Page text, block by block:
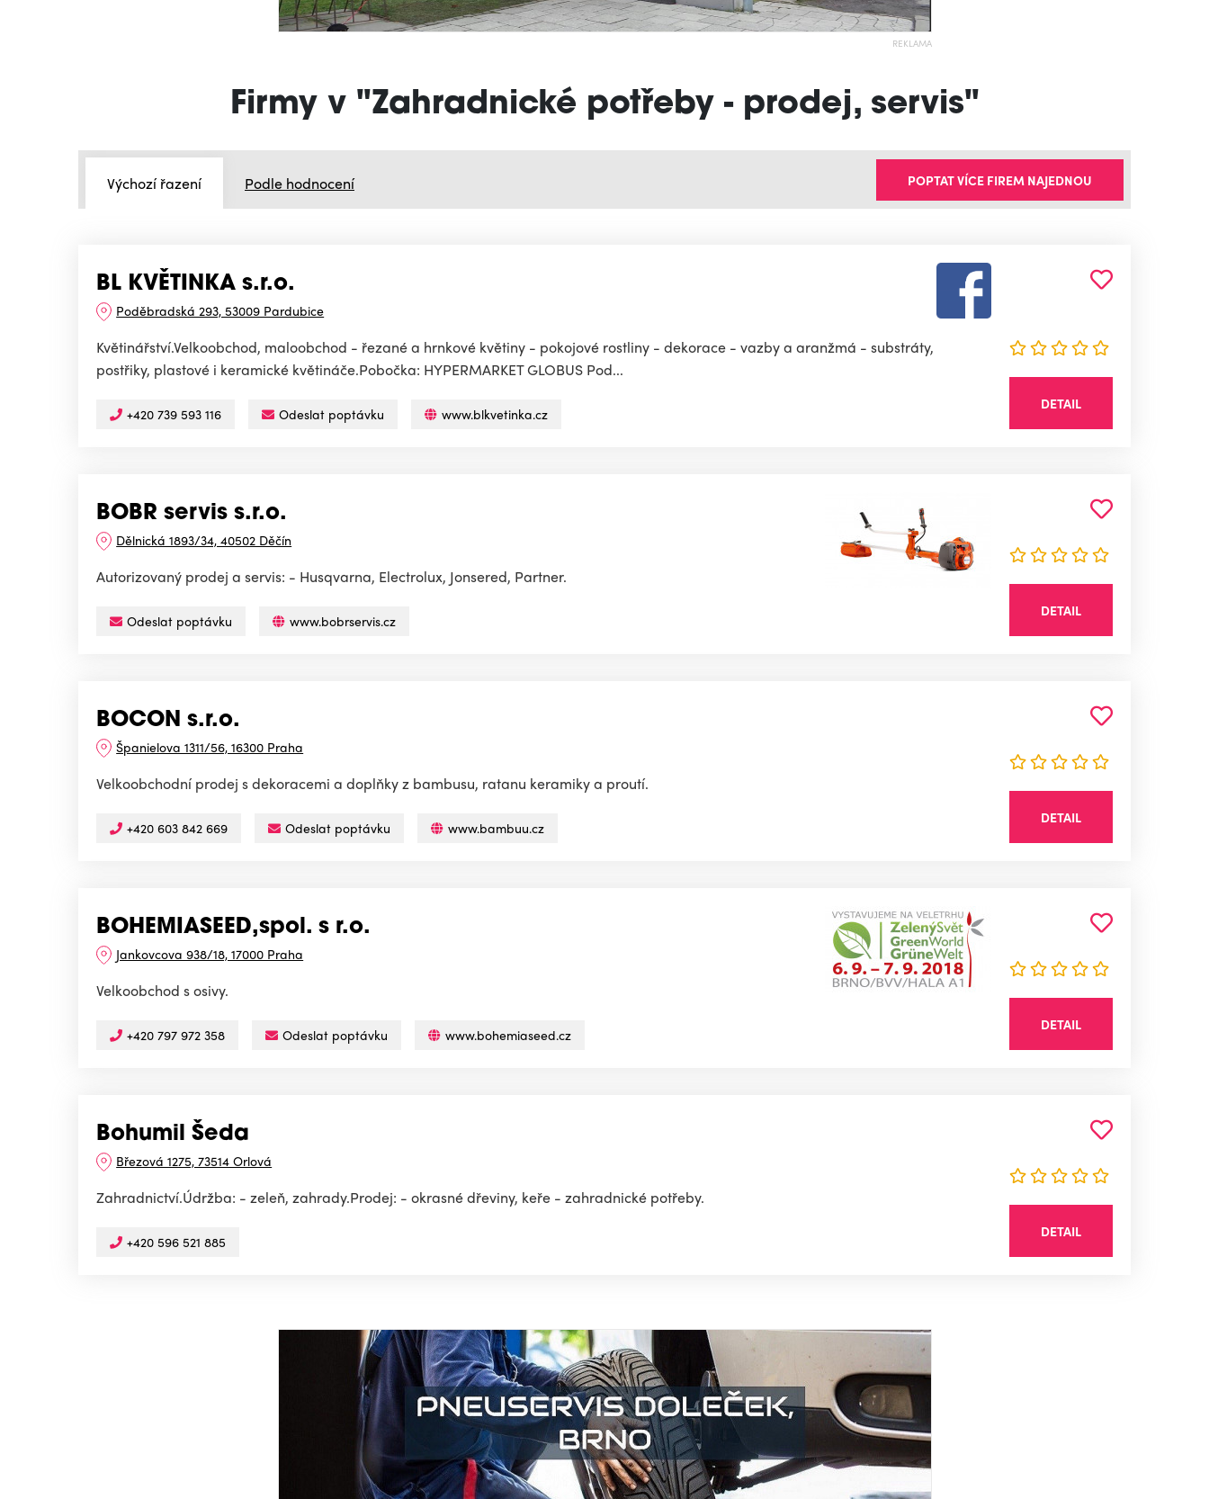
REKLAMA
Firmy v "Zahradnické potřeby - prodej, servis"
Výchozí řazení Podle hodnocení POPTAT VÍCE FIREM NAJEDNOU
BL KVĚTINKA s.r.o.
Poděbradská 293, 53009 Pardubice
Květinářství.Velkoobchod, maloobchod - řezané a hrnkové květiny - pokojové rostliny - dekorace - vazby a aranžmá - substráty,
postřiky, plastové i keramické květináče.Pobočka: HYPERMARKET GLOBUS Pod...
+420 739 593 116 Odeslat poptávku www.blkvetinka.cz
DETAIL
BOBR servis s.r.o.
Dělnická 1893/34, 40502 Děčín
Autorizovaný prodej a servis: - Husqvarna, Electrolux, Jonsered, Partner.
Odeslat poptávku www.bobrservis.cz
DETAIL
BOCON s.r.o.
Španielova 1311/56, 16300 Praha
Velkoobchodní prodej s dekoracemi a doplňky z bambusu, ratanu keramiky a proutí.
+420 603 842 669 Odeslat poptávku www.bambuu.cz
DETAIL
BOHEMIASEED,spol. s r.o.
Jankovcova 938/18, 17000 Praha
Velkoobchod s osivy.
+420 797 972 358 Odeslat poptávku www.bohemiaseed.cz
DETAIL
Bohumil Šeda
Březová 1275, 73514 Orlová
Zahradnictví.Údržba: - zeleň, zahrady.Prodej: - okrasné dřeviny, keře - zahradnické potřeby.
+420 596 521 885
DETAIL